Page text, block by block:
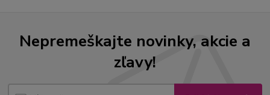
Nepremeškajte novinky, akcie a
zľavy!